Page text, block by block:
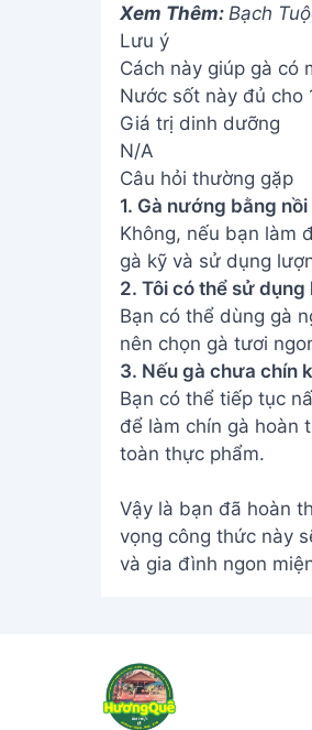
Xem Thêm: Bạch
Lưu ý
Cách này giúp gà có
Nước sốt này đủ cho
Giá trị dinh dưỡng
N/A
Câu hỏi thường gặp
1. Gà nướng bằng
Không, nếu bạn làm
gà kỹ và sử dụng
2. Tôi có thể sử
Bạn có thể dùng gà
nên chọn gà tươi
3. Nếu gà chưa chín
Bạn có thể tiếp tục
để làm chín gà hoàn
toàn thực phẩm.
Vậy là bạn đã hoàn
vọng công thức này
và gia đình ngon